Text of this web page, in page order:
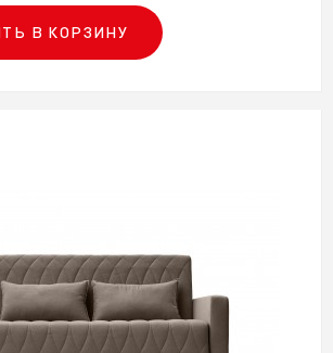
В КОРЗИНУ